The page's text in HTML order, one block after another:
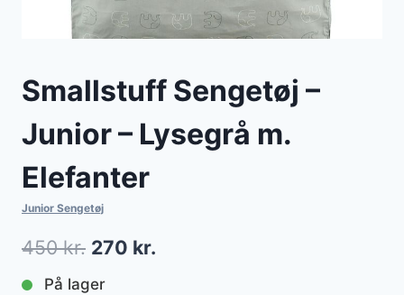
Smallstuff Sengetøj –
Junior – Lysegrå m.
Elefanter
Junior Sengetøj
450kr. Den
oprindelige
270 kr.
På lager